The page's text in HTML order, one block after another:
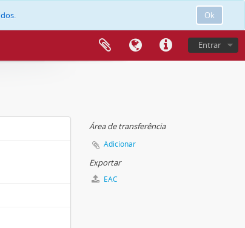
Ok
Entrar
Área de transferência
Adicionar
Exportar
EAC